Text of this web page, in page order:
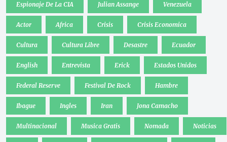
Espionaje De La CIA Julian Assange Venezuela
Actor Africa Crisis Crisis Economica
Cultura Cultura Libre Desastre Ecuador
English Entrevista Erick Estados Unidos
Federal Reserve Festival De Rock Hambre
Ibague Ingles Iran Jona Camacho
Multinacional Musica Gratis Nomada Noticias